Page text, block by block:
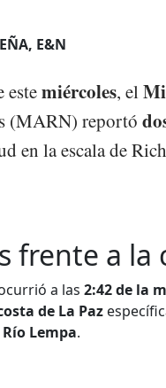
E&N
estemiércoles, el
(MARN) reportó
en la escala de
frente a la
a las 2:42 de la
de La Paz
Río Lempa.